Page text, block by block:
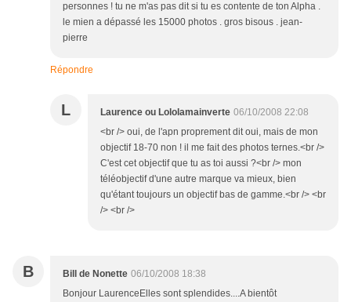
personnes ! tu ne m'as pas dit si tu es contente de ton Alpha .
le mien a dépassé les 15000 photos . gros bisous . jean-
pierre
Répondre
L Laurence ou Lololamainverte 06/10/2008 22:08
<br /> oui, de l'apn proprement dit oui, mais de mon
objectif 18-70 non ! il me fait des photos ternes.<br />
C'est cet objectif que tu as toi aussi ?<br /> mon
téléobjectif d'une autre marque va mieux, bien
qu'étant toujours un objectif bas de gamme.<br /> <br
/> <br />
B Bill de Nonette 06/10/2008 18:38
Bonjour LaurenceElles sont splendides....A bientôt